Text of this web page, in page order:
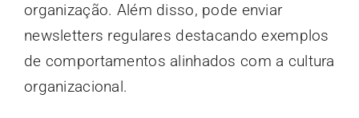
organização. Além disso, pode enviar
newsletters regulares destacando exemplos
de comportamentos alinhados com a cultura
organizacional.